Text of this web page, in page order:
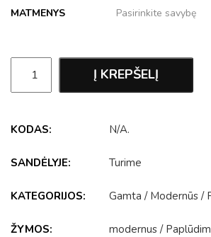
MATMENYS
Į KREPŠELĮ
KODAS: N/A.
SANDĖLYJE: Turime
KATEGORIJOS: Gamta / Modernūs /
ŽYMOS: modernus /